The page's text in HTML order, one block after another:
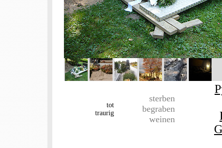
tot
traurig
sterben
begraben
weinen